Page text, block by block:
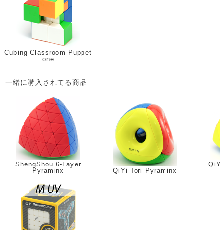
Cubing Classroom Puppet
one
一緒に購入されてる商品
ShengShou 6-Layer
Pyraminx
QiYi Tori Pyraminx